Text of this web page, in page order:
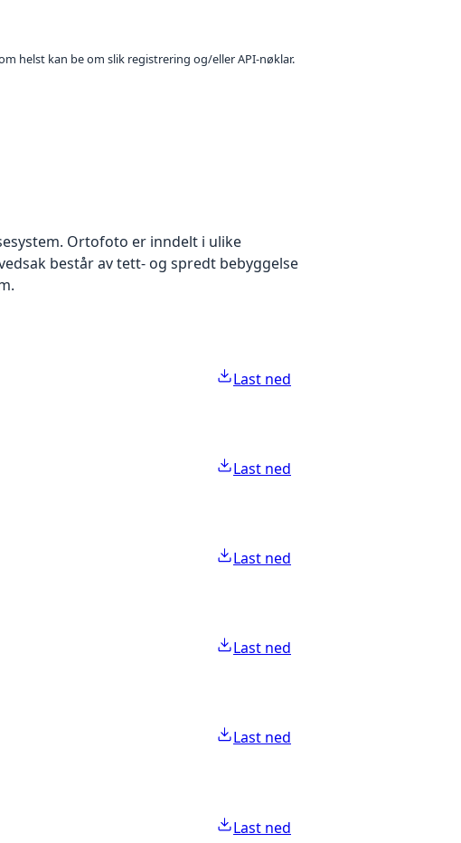
helst kan be om slik registrering og/eller API-nøklar.
Ortofoto er inndelt i ulike
består av tett- og spredt bebyggelse
Last ned
Last ned
Last ned
Last ned
Last ned
Last ned